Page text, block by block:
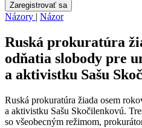
Zaregistrovať sa
Názory | Názor
Ruská prokuratúra
odňatia slobody pre
a aktivistku Sašu
Ruská prokuratúra žiada osem
a aktivistku Sašu Skočilenkovú.
so všeobecným režimom,